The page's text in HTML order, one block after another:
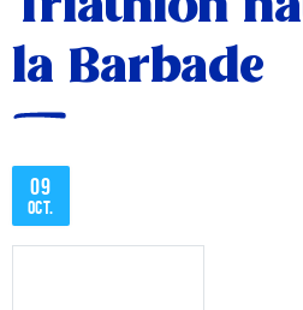
la Barbade
09
oct.